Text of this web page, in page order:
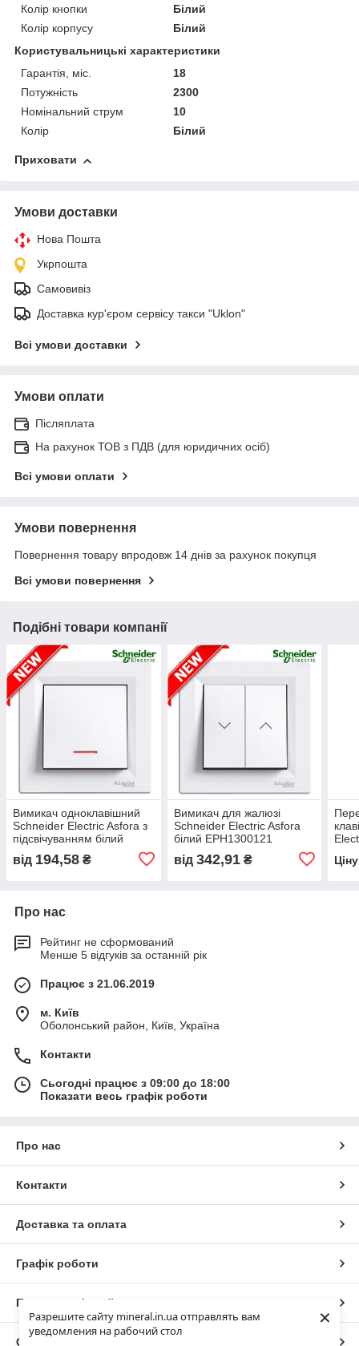
Разрешите сайту mineral.in.ua отправлять вам
уведомления на рабочий стол
×
Колір кнопки
Білий
Колір корпусу
Білий
Користувальницькі характеристики
Гарантія, міс.
18
Потужність
2300
Номінальний струм
10
Колір
Білий
Приховати
Умови доставки
Нова Пошта
Укрпошта
Самовивіз
Доставка кур'єром сервісу такси "Uklon"
Всі умови доставки
Умови оплати
Післяплата
На рахунок ТОВ з ПДВ (для юридичних осіб)
Всі умови оплати
Умови повернення
Повернення товару впродовж 14 днів за рахунок покупця
Всі умови повернення
Подібні товари компанії
Вимикач одноклавішний
Schneider Electric Asfora з
підсвічуванням білий
від 194,58 ₴
Вимикач для жалюзі
Schneider Electric Asfora
білий EPH1300121
від 342,91₴
без
Про нас
Рейтинг не сформований
Менше 5 відгуків за останній рік
Працює з 21.06.2019
м. Київ
Оболонський район, Київ, Україна
Контакти
Сьогодні працює з 09:00 до 18:00
Показати весь графік роботи
Про нас
Контакти
Доставка та оплата
Графік роботи
Повна версія сайту
Сайт створено на маркетплейсі